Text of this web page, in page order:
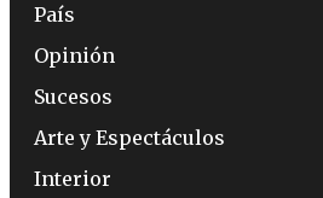
País
Opinión
Sucesos
Arte y Espectáculos
Interior